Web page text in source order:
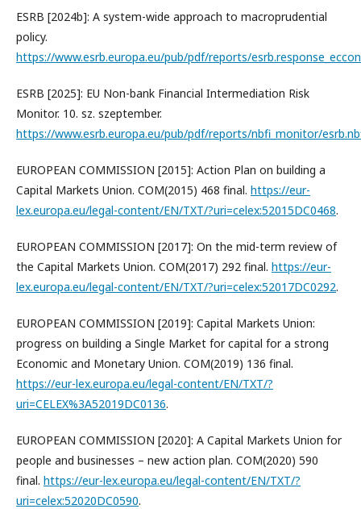
ESRB [2024b]: A system-wide approach to macroprudential
policy.
https://www.esrb.europa.eu/pub/pdf/reports/
ESRB [2025]: EU Non-bank Financial Intermediation Risk
Monitor. 10. sz. szeptember.
https://www.esrb.europa.eu/pub/pdf/reports/nbfi_monitor/
EUROPEAN COMMISSION [2015]: Action Plan on building a
Capital Markets Union. COM(2015) 468 final. https://eur-
lex.europa.eu/legal-content/EN/TXT/?uri=celex:52015DC0468.
EUROPEAN COMMISSION [2017]: On the mid-term review of
the Capital Markets Union. COM(2017) 292 final. https://eur-
lex.europa.eu/legal-content/EN/TXT/?uri=celex:52017DC0292.
EUROPEAN COMMISSION [2019]: Capital Markets Union:
progress on building a Single Market for capital for a strong
Economic and Monetary Union. COM(2019) 136 final.
https://eur-lex.europa.eu/legal-content/EN/TXT/?
uri=CELEX%3A52019DC0136.
EUROPEAN COMMISSION [2020]: A Capital Markets Union for
people and businesses – new action plan. COM(2020) 590
final. https://eur-lex.europa.eu/legal-content/EN/TXT/?
uri=celex:52020DC0590.